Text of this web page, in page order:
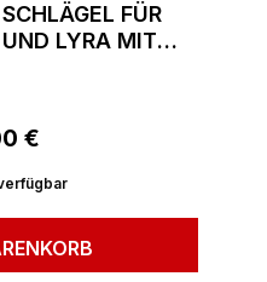
FÜR
LYRA MIT
Preis:
€